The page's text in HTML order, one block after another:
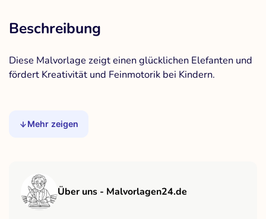
Beschreibung
Diese Malvorlage zeigt einen glücklichen Elefanten und
fördert Kreativität und Feinmotorik bei Kindern.
Mehr zeigen
Über uns - Malvorlagen24.de